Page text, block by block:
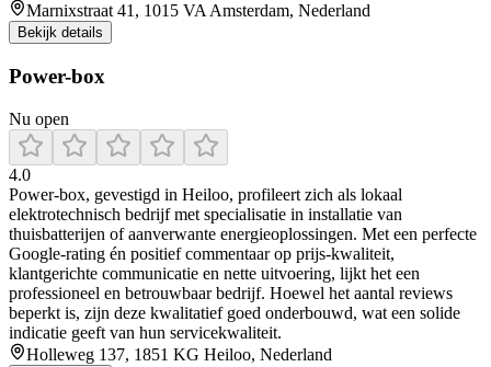
Marnixstraat 41, 1015 VA Amsterdam, Nederland
Bekijk details
Power-box
Nu open
4.0
Power‑box, gevestigd in Heiloo, profileert zich als lokaal
elektrotechnisch bedrijf met specialisatie in installatie van
thuisbatterijen of aanverwante energieoplossingen. Met een perfecte
Google‑rating én positief commentaar op prijs‑kwaliteit,
klantgerichte communicatie en nette uitvoering, lijkt het een
professioneel en betrouwbaar bedrijf. Hoewel het aantal reviews
beperkt is, zijn deze kwalitatief goed onderbouwd, wat een solide
indicatie geeft van hun servicekwaliteit.
Holleweg 137, 1851 KG Heiloo, Nederland